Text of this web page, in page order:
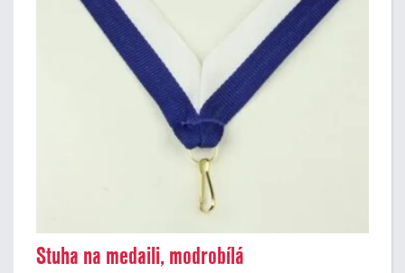
Stuha na medaili, modrobílá